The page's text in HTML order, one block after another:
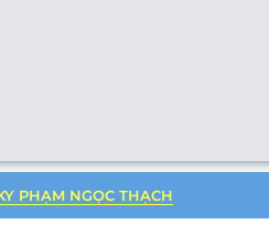
PHẠM NGỌC THẠCH